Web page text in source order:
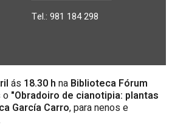
Tel.: 981 184 298
ás 18.30 h na Biblioteca Fórum
o "Obradoiro de cianotipia: plantas
García Carro, para nenos e